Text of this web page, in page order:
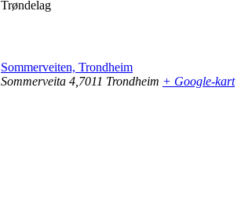
Trøndelag
Sommerveiten, Trondheim
Sommerveita 4,7011 Trondheim + Google-kart